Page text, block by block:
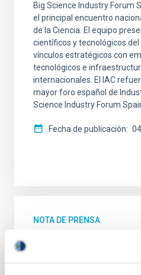
Big Science Industry Forum
el principal encuentro
de la Ciencia. El equipo
científicos y tecnológicos
vínculos estratégicos con
tecnológicos e
internacionales. El IAC
mayor foro español de
Science Industry Forum
Fecha de publicación
NOTA DE PRENSA
La construcción del
avanza con la